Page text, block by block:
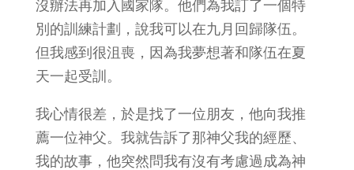
沒辦法再加入國家隊。他們為我訂了一個特
別的訓練計劃，說我可以在九月回歸隊伍。
但我感到很沮喪，因為我夢想著和隊伍在夏
天一起受訓。
我心情很差，於是找了一位朋友，他向我推
薦一位神父。我就告訴了那神父我的經歷、
我的故事，他突然問我有沒有考慮過成為神